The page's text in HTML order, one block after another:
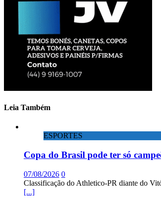
Leia Também
ESPORTES
Copa do Brasil pode ter só
07/08/2026 0
Classificação do Athletico-PR diante do
[...]